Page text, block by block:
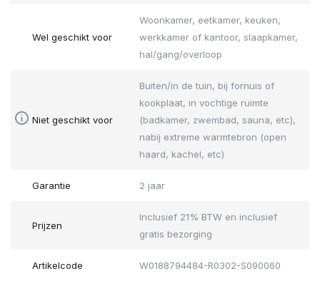
Wel geschikt voor
Woonkamer, eetkamer, keuken,
werkkamer of kantoor, slaapkamer,
hal/gang/overloop
Niet geschikt voor
Buiten/in de tuin, bij fornuis of
kookplaat, in vochtige ruimte
(badkamer, zwembad, sauna, etc),
nabij extreme warmtebron (open
haard, kachel, etc)
Garantie 2 jaar
Prijzen
Inclusief 21% BTW en inclusief
gratis bezorging
Artikelcode W0188794484-R0302-S090060